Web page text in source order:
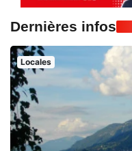
Dernières infos
Locales